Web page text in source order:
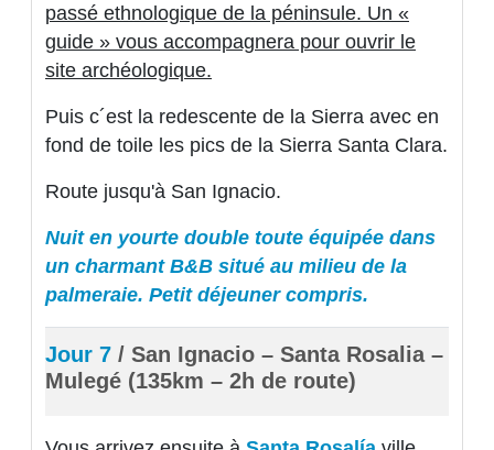
passé ethnologique de la péninsule. Un «
guide » vous accompagnera pour ouvrir le
site archéologique.
Puis c´est la redescente de la Sierra avec en
fond de toile les pics de la Sierra Santa Clara.
Route jusqu'à San Ignacio.
Nuit en yourte double toute équipée dans
un charmant B&B situé au milieu de la
palmeraie. Petit déjeuner compris.
Jour 7 / San Ignacio – Santa Rosalia –
Mulegé (135km – 2h de route)